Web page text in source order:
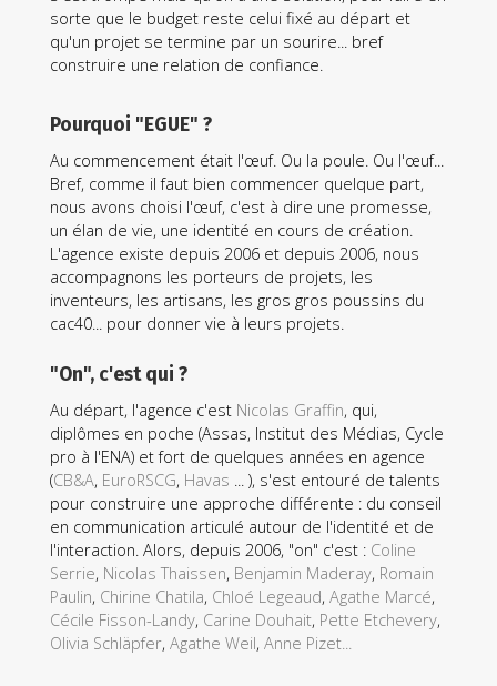
Anticiper la crise
LE CAPRI
IDENTITÉ
La dame aux mille fleurs
NAOLYS
sorte que le budget reste celui fixé au départ et
qu'un projet se termine par un sourire... bref
construire une relation de confiance.
Pourquoi "EGUE" ?
Au commencement était l'œuf. Ou la poule. Ou l'œuf...
Bref, comme il faut bien commencer quelque part,
nous avons choisi l'œuf, c'est à dire une promesse,
un élan de vie, une identité en cours de création.
L'agence existe depuis 2006 et depuis 2006, nous
accompagnons les porteurs de projets, les
inventeurs, les artisans, les gros gros poussins du
cac40... pour donner vie à leurs projets.
"On", c'est qui ?
Au départ, l'agence c'est Nicolas Graffin, qui,
diplômes en poche (Assas, Institut des Médias, Cycle
pro à l'ENA) et fort de quelques années en agence
(CB&A, EuroRSCG, Havas ... ), s'est entouré de talents
pour construire une approche différente : du conseil
en communication articulé autour de l'identité et de
l'interaction. Alors, depuis 2006, "on" c'est : Coline
Serrie, Nicolas Thaissen, Benjamin Maderay, Romain
Paulin, Chirine Chatila, Chloé Legeaud, Agathe Marcé,
Cécile Fisson-Landy, Carine Douhait, Pette Etchevery,
Olivia Schläpfer, Agathe Weil, Anne Pizet...